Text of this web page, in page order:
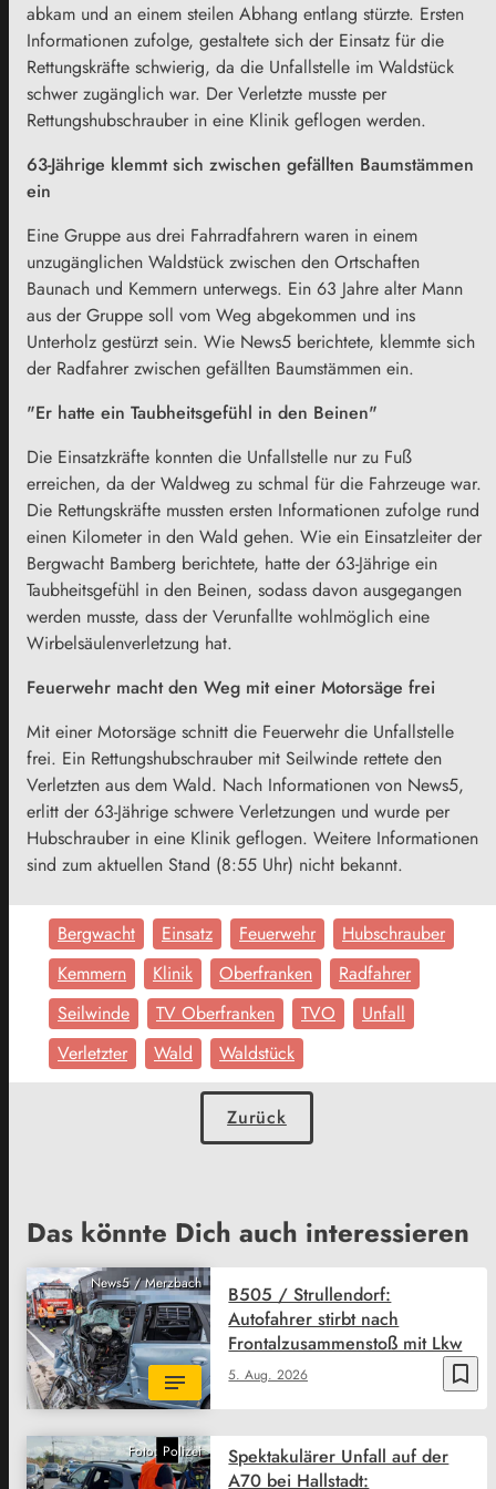
abkam und an einem steilen Abhang entlang stürzte. Ersten
Informationen zufolge, gestaltete sich der Einsatz für die
Rettungskräfte schwierig, da die Unfallstelle im Waldstück
schwer zugänglich war. Der Verletzte musste per
Rettungshubschrauber in eine Klinik geflogen werden.
63-Jährige klemmt sich zwischen gefällten Baumstämmen
ein
Eine Gruppe aus drei Fahrradfahrern waren in einem
unzugänglichen Waldstück zwischen den Ortschaften
Baunach und Kemmern unterwegs. Ein 63 Jahre alter Mann
aus der Gruppe soll vom Weg abgekommen und ins
Unterholz gestürzt sein. Wie News5 berichtete, klemmte sich
der Radfahrer zwischen gefällten Baumstämmen ein.
"Er hatte ein Taubheitsgefühl in den Beinen"
Die Einsatzkräfte konnten die Unfallstelle nur zu Fuß
erreichen, da der Waldweg zu schmal für die Fahrzeuge war.
Die Rettungskräfte mussten ersten Informationen zufolge rund
einen Kilometer in den Wald gehen. Wie ein Einsatzleiter der
Bergwacht Bamberg berichtete, hatte der 63-Jährige ein
Taubheitsgefühl in den Beinen, sodass davon ausgegangen
werden musste, dass der Verunfallte wohlmöglich eine
Wirbelsäulenverletzung hat.
Feuerwehr macht den Weg mit einer Motorsäge frei
Mit einer Motorsäge schnitt die Feuerwehr die Unfallstelle
frei. Ein Rettungshubschrauber mit Seilwinde rettete den
Verletzten aus dem Wald. Nach Informationen von News5,
erlitt der 63-Jährige schwere Verletzungen und wurde per
Hubschrauber in eine Klinik geflogen. Weitere Informationen
sind zum aktuellen Stand (8:55 Uhr) nicht bekannt.
Bergwacht Einsatz Feuerwehr
Hubschrauber
Kemmern
Klinik Oberfranken
Radfahrer
Seilwinde
TV Oberfranken TVO
Unfall
Verletzter
Wald Waldstück
Zurück
Das könnte Dich auch interessieren
News5 / Merzbach
bookmark_border
5. Aug. 2026
B505 / Strullendorf:
Autofahrer stirbt nach
Frontalzusammenstoß mit Lkw
Foto: Polizei
Spektakulärer Unfall auf der
A70 bei Hallstadt: